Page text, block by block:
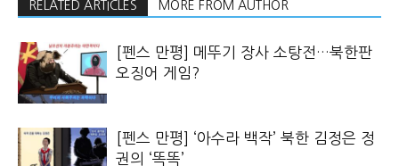
RELATED ARTICLES MORE FROM AUTHOR
[펜스 만평] 메뚜기 장사 소탕전…북한판
오징어 게임?
[펜스 만평] ‘아수라 백작’ 북한 김정은 정
권의 ‘똑똑’